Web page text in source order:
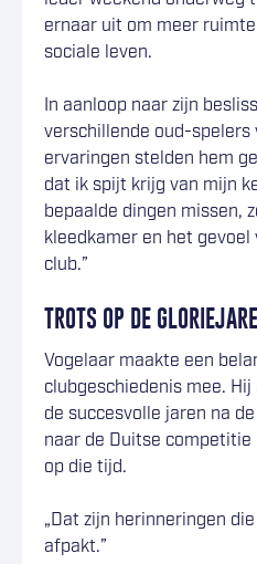
ernaar uit om meer
sociale leven.
In aanloop naar zijn
verschillende oud-spelers
ervaringen stelden hem
dat ik spijt krijg van mijn
bepaalde dingen missen,
kleedkamer en het
club.”
TROTS OP DE
Vogelaar maakte een
clubgeschiedenis mee.
de succesvolle jaren na
naar de Duitse
op die tijd.
„Dat zijn herinneringen
afpakt.”